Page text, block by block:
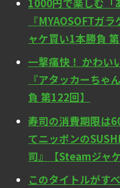
『MYAOSOFTガ
ャケ買い1本勝負 第
一撃痛快！ かわい
『アタッカーち
負 第122回】
寿司の消費期限は
てニッポンの
司』【Steamジャ
このタイトルがす